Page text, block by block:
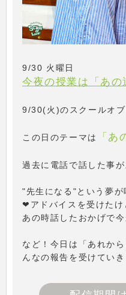
9/30 火曜日
今夜の授業は「あの
9/30(火)のスクールオブ
この日のテーマは 「あ
過去に電話で話した事
"先生になる"という夢が
❤アドバイスを受けたけ
あの時話したおかげで今
など！今日は「あれか
んなの報告を受けていき